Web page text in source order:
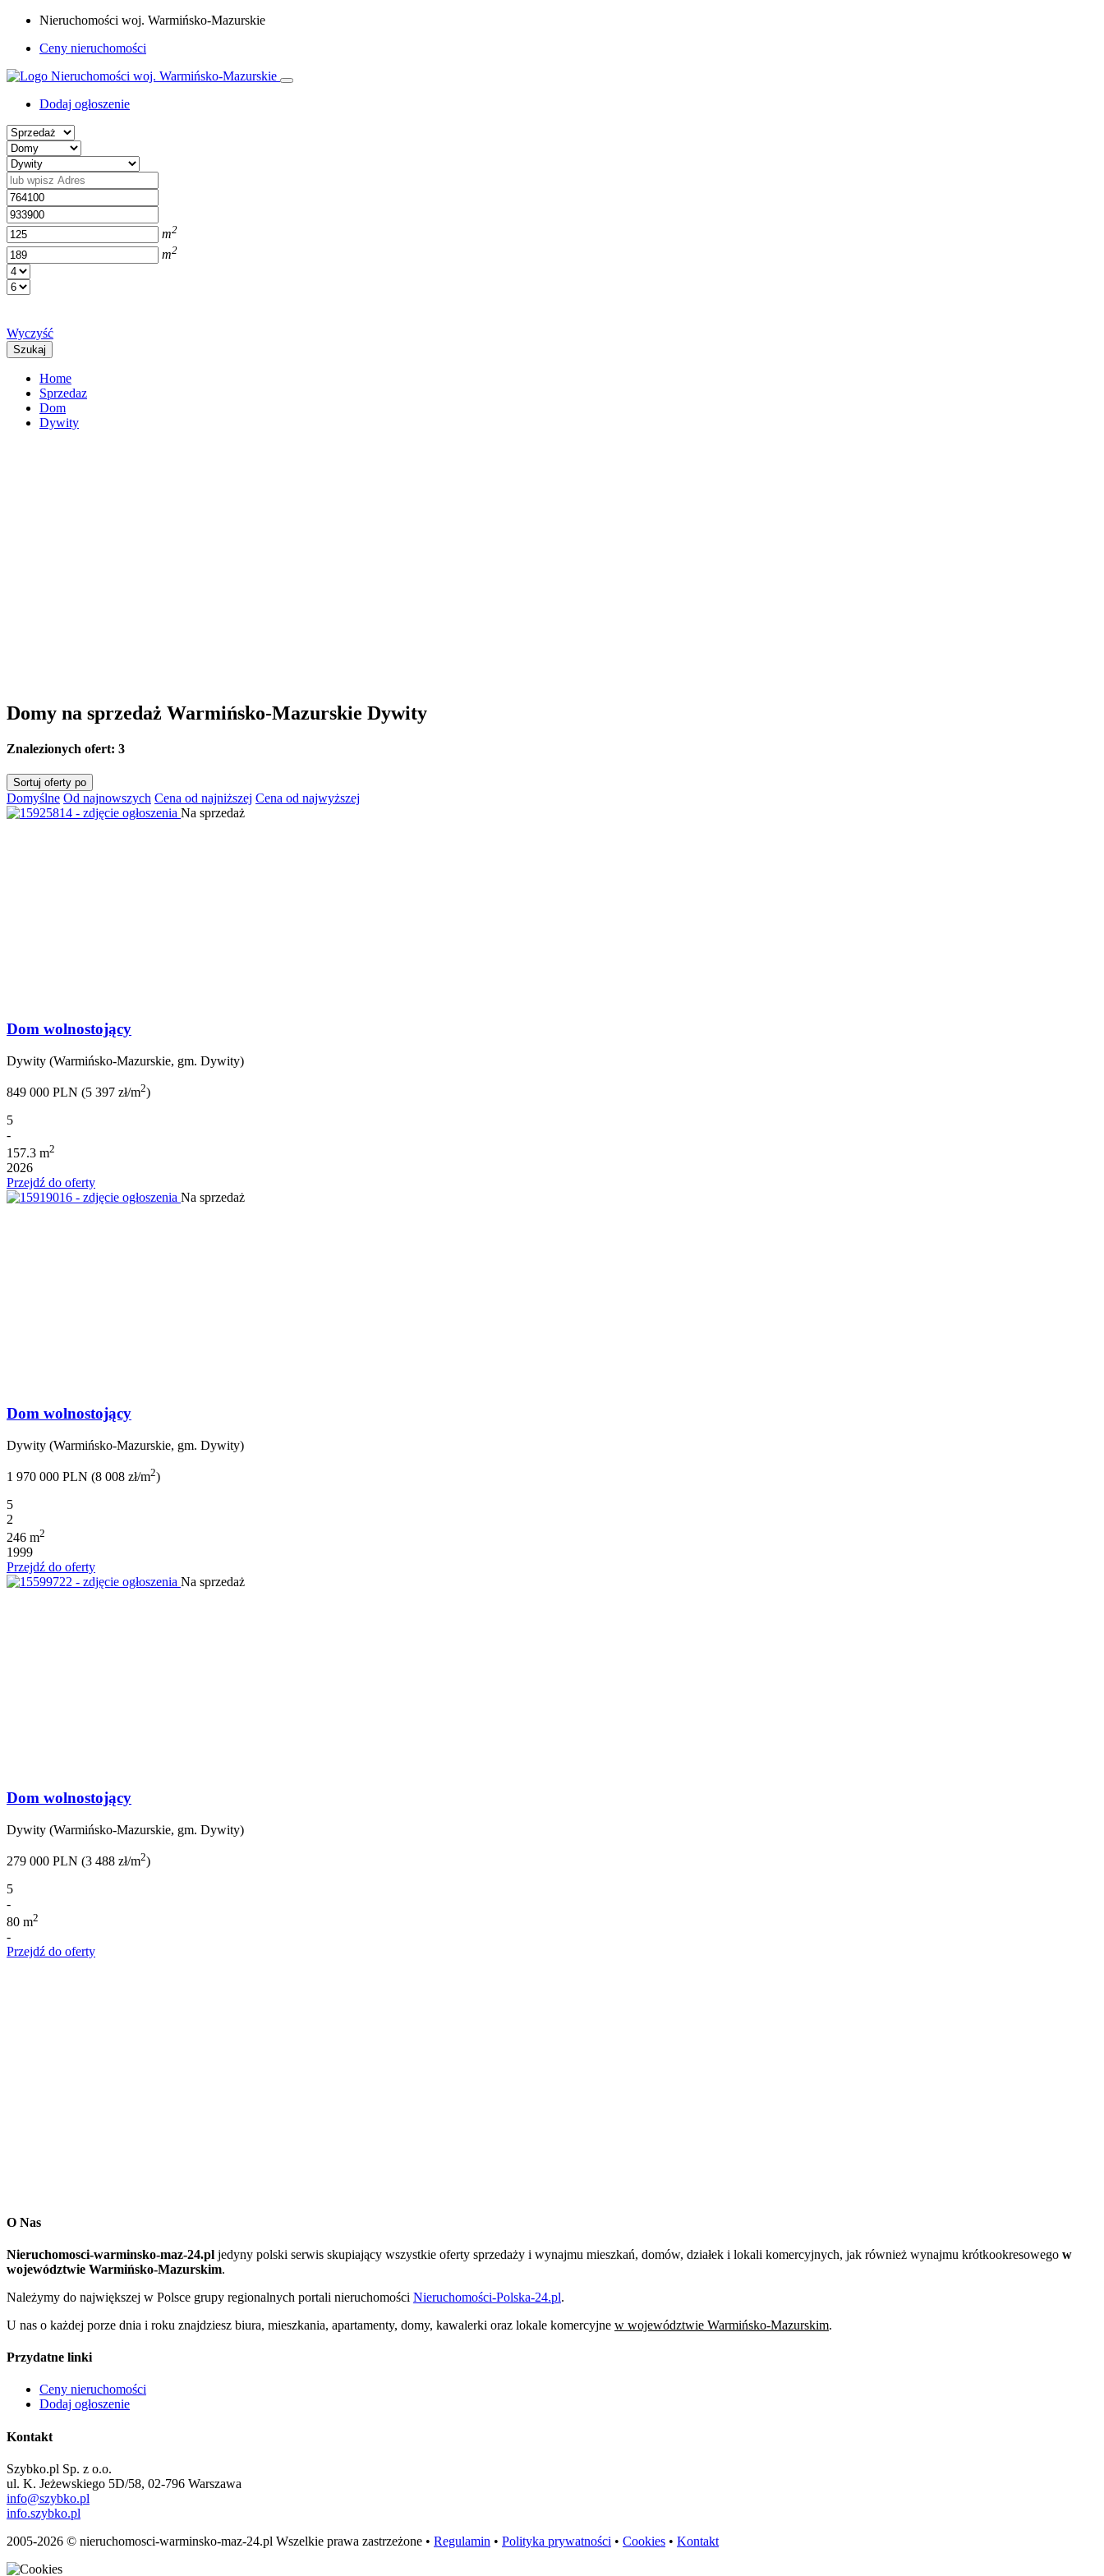
Nieruchomości woj. Warmińsko-Mazurskie
Ceny nieruchomości
Dodaj ogłoszenie
m2
m2
Wyczyść
Szukaj
Home
Sprzedaz
Dom
Dywity
Domy na sprzedaż Warmińsko-Mazurskie Dywity
Znalezionych ofert: 3
Sortuj oferty po
Domyślne Od najnowszych Cena od najniższej Cena od najwyższej
Na sprzedaż
Dom wolnostojący
Dywity (Warmińsko-Mazurskie, gm. Dywity)
849 000 PLN (5 397 zł/m2)
5
-
157.3 m2
2026
Przejdź do oferty
Na sprzedaż
Dom wolnostojący
Dywity (Warmińsko-Mazurskie, gm. Dywity)
1 970 000 PLN (8 008 zł/m2)
5
2
246 m2
1999
Przejdź do oferty
Na sprzedaż
Dom wolnostojący
Dywity (Warmińsko-Mazurskie, gm. Dywity)
279 000 PLN (3 488 zł/m2)
5
-
80 m2
-
Przejdź do oferty
O Nas
Nieruchomosci-warminsko-maz-24.pl jedyny polski serwis skupiający wszystkie oferty sprzedaży i wynajmu mieszkań, domów, działek i lokali komercyjnych, jak również wynajmu krótkookresowego w
województwie Warmińsko-Mazurskim.
Należymy do największej w Polsce grupy regionalnych portali nieruchomości Nieruchomości-Polska-24.pl.
U nas o każdej porze dnia i roku znajdziesz biura, mieszkania, apartamenty, domy, kawalerki oraz lokale komercyjne w województwie Warmińsko-Mazurskim.
Przydatne linki
Ceny nieruchomości
Dodaj ogłoszenie
Kontakt
Szybko.pl Sp. z o.o.
ul. K. Jeżewskiego 5D/58, 02-796 Warszawa
info@szybko.pl
info.szybko.pl
2005-2026 © nieruchomosci-warminsko-maz-24.pl Wszelkie prawa zastrzeżone • Regulamin • Polityka prywatności • Cookies • Kontakt